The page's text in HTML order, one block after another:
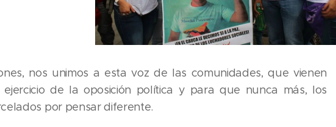
nos unimos a esta voz de las comunidades, que vienen
de la oposición política y para que nunca más, los
por pensar diferente.